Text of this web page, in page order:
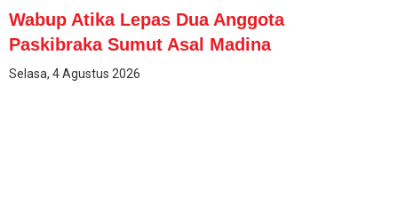
Wabup Atika Lepas Dua Anggota
Paskibraka Sumut Asal Madina
Selasa, 4 Agustus 2026